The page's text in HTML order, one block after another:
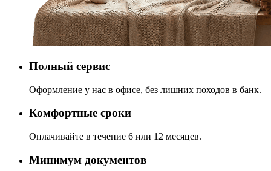
Полный сервис
Оформление у нас в офисе, без лишних походов в банк.
Комфортные сроки
Оплачивайте в течение 6 или 12 месяцев.
Минимум документов